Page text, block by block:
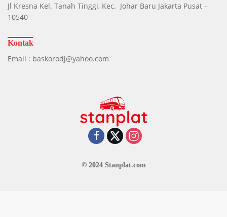
Jl Kresna Kel. Tanah Tinggi, Kec. Johar Baru Jakarta Pusat –
10540
Kontak
Email : baskorodj@yahoo.com
© 2024 Stanplat.com